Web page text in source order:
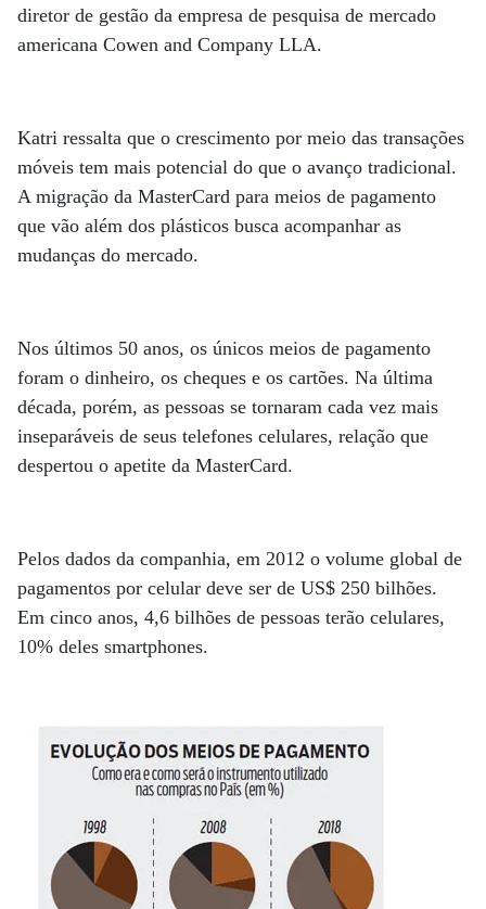
diretor de gestão da empresa de pesquisa de mercado
americana Cowen and Company LLA.
Katri ressalta que o crescimento por meio das transações
móveis tem mais potencial do que o avanço tradicional.
A migração da MasterCard para meios de pagamento
que vão além dos plásticos busca acompanhar as
mudanças do mercado.
Nos últimos 50 anos, os únicos meios de pagamento
foram o dinheiro, os cheques e os cartões. Na última
década, porém, as pessoas se tornaram cada vez mais
inseparáveis de seus telefones celulares, relação que
despertou o apetite da MasterCard.
Pelos dados da companhia, em 2012 o volume global de
pagamentos por celular deve ser de US$ 250 bilhões.
Em cinco anos, 4,6 bilhões de pessoas terão celulares,
10% deles smartphones.